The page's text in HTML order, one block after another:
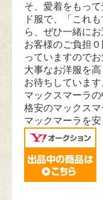
そ、愛着をもっ
ド服で、「これ
ら、ぜひ一緒にお
お客様のご負担
っていますので
大事なお洋服を
お待ちしています
マックスマーラ
格安のマックス
マックマーラを